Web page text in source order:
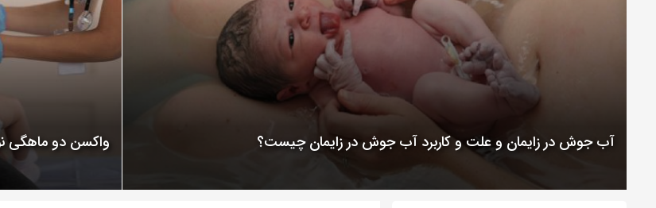
آب جوش در زایمان و علت و کاربرد آب جوش در زایمان چیست؟ واکسن دو ماهگی